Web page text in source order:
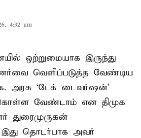
4:32 am
ஒற்றுமையாக இருந்து
வெளிப்படுத்த வேண்டிய
அரசு ‘டேக் டைவர்ஷன்’
வேண்டாம் என திமுக
துரைமுருகன்
இது தொடர்பாக அவர்